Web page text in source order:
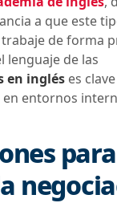
a que este
de forma
lenguaje de las
en inglés es
en entornos
para